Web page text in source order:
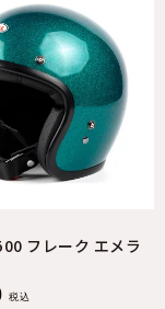
フレーク エメラ
税込